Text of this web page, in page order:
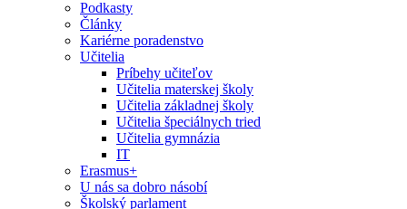
Podkasty
Články
Kariérne poradenstvo
Učitelia
Príbehy učiteľov
Učitelia materskej školy
Učitelia základnej školy
Učitelia špeciálnych tried
Učitelia gymnázia
IT
Erasmus+
U nás sa dobro násobí
Školský parlament